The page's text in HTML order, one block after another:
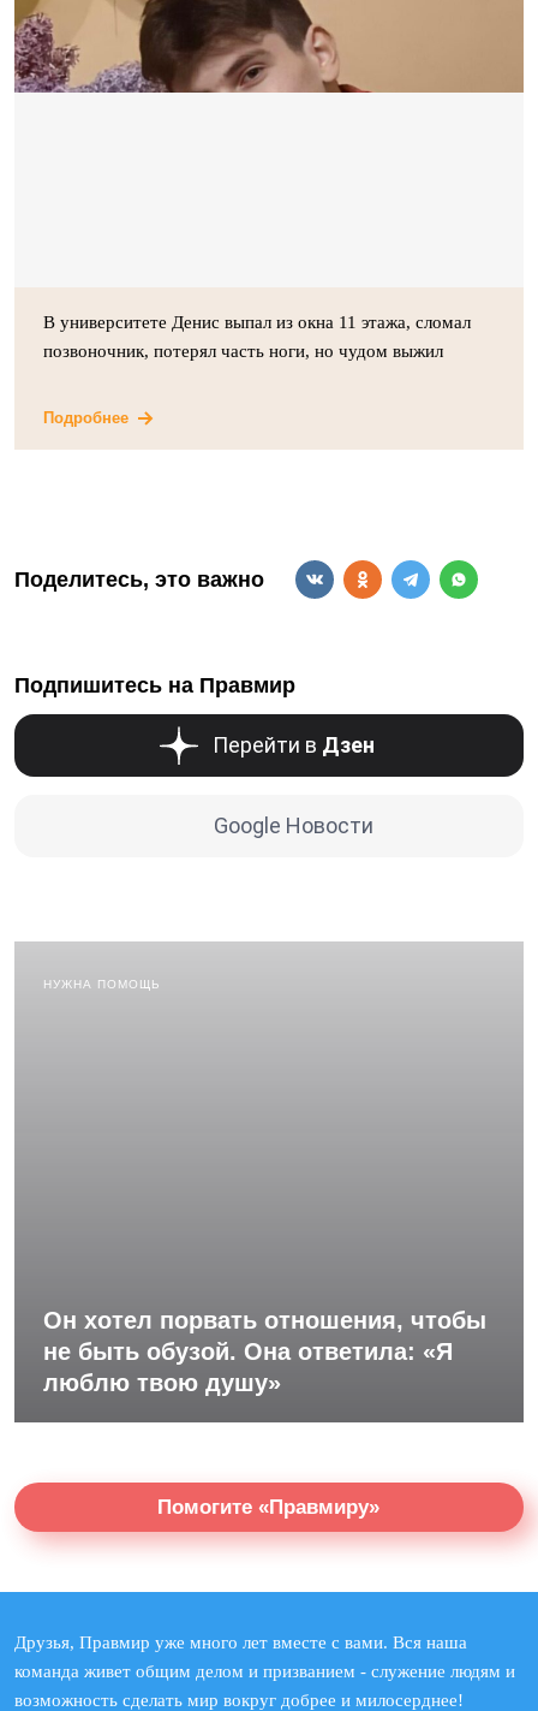
В университете Денис выпал из окна 11 этажа, сломал
позвоночник, потерял часть ноги, но чудом выжил
Подробнее
Поделитесь, это важно
Подпишитесь на Правмир
Перейти в Дзен
Google Новости
НУЖНА ПОМОЩЬ
Он хотел порвать отношения, чтобы
не быть обузой. Она ответила: «Я
люблю твою душу»
Помогите «Правмиру»
Друзья, Правмир уже много лет вместе с вами. Вся наша
команда живет общим делом и призванием - служение людям и
возможность сделать мир вокруг добрее и милосерднее!